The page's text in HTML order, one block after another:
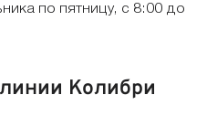
по пятницу, с 8:00 до
Колибри